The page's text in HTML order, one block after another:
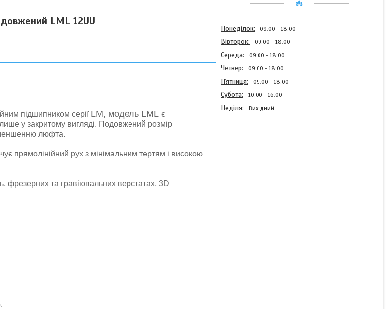
LML 12UU
підшипником серії LM, модель LML є
у закритому вигляді. Подовжений розмір
люфта.
прямолінійний рух з мінімальним тертям і високою
фрезерних та гравіювальних верстатах, 3D
Понеділок 09:00 18:00
Вівторок 09:00 18:00
Середа 09:00 18:00
Четвер 09:00 18:00
Пʼятниця 09:00 18:00
Субота 10:00 16:00
Неділя Вихідний